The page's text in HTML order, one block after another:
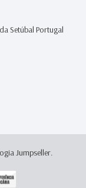
Setúbal Portugal
Jumpseller.